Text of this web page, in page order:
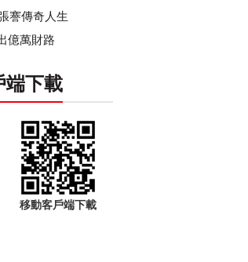
謇傳奇人生
億萬財路
端下載
移動客戶端下載